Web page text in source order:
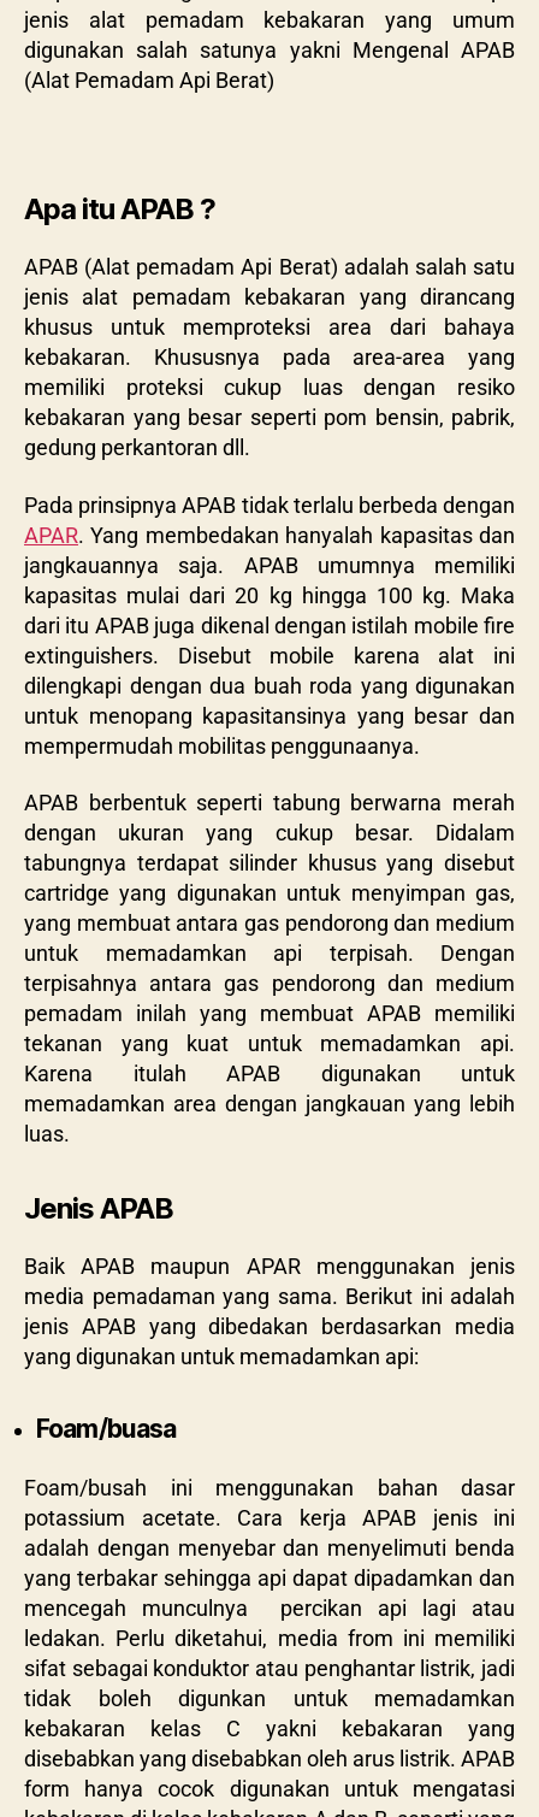
jenis alat pemadam kebakaran yang umum
digunakan salah satunya yakni Mengenal APAB
(Alat Pemadam Api Berat)
Apa itu APAB ?
APAB (Alat pemadam Api Berat) adalah salah satu
jenis alat pemadam kebakaran yang dirancang
khusus untuk memproteksi area dari bahaya
kebakaran. Khususnya pada area-area yang
memiliki proteksi cukup luas dengan resiko
kebakaran yang besar seperti pom bensin, pabrik,
gedung perkantoran dll.
Pada prinsipnya APAB tidak terlalu berbeda dengan
APAR. Yang membedakan hanyalah kapasitas dan
jangkauannya saja. APAB umumnya memiliki
kapasitas mulai dari 20 kg hingga 100 kg. Maka
dari itu APAB juga dikenal dengan istilah mobile fire
extinguishers. Disebut mobile karena alat ini
dilengkapi dengan dua buah roda yang digunakan
untuk menopang kapasitansinya yang besar dan
mempermudah mobilitas penggunaanya.
APAB berbentuk seperti tabung berwarna merah
dengan ukuran yang cukup besar. Didalam
tabungnya terdapat silinder khusus yang disebut
cartridge yang digunakan untuk menyimpan gas,
yang membuat antara gas pendorong dan medium
untuk memadamkan api terpisah. Dengan
terpisahnya antara gas pendorong dan medium
pemadam inilah yang membuat APAB memiliki
tekanan yang kuat untuk memadamkan api.
Karena itulah APAB digunakan untuk
memadamkan area dengan jangkauan yang lebih
luas.
Jenis APAB
Baik APAB maupun APAR menggunakan jenis
media pemadaman yang sama. Berikut ini adalah
jenis APAB yang dibedakan berdasarkan media
yang digunakan untuk memadamkan api:
Foam/buasa
Foam/busah ini menggunakan bahan dasar
potassium acetate. Cara kerja APAB jenis ini
adalah dengan menyebar dan menyelimuti benda
yang terbakar sehingga api dapat dipadamkan dan
mencegah munculnya percikan api lagi atau
ledakan. Perlu diketahui, media from ini memiliki
sifat sebagai konduktor atau penghantar listrik, jadi
tidak boleh digunkan untuk memadamkan
kebakaran kelas C yakni kebakaran yang
disebabkan yang disebabkan oleh arus listrik. APAB
form hanya cocok digunakan untuk mengatasi